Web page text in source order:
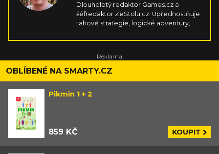
OBLÍBENÉ NA SMARTY.CZ
Pikmin 1 + 2
859 KČ KOUPIT
Dlouholetý redaktor Games.cz a
šéfredaktor ZeStolu.cz. Upřednostňuje
tahové strategie, logické adventury,
co vyplodí kreativní indie scéna. Hraje
Decku. V rámci stolních her miluje
příběhové koopy s kampaněmi a velmi